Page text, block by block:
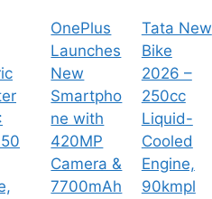
OnePlus
Launches
New
Smartpho
ne with
420MP
Camera &
7700mAh
Tata New
Bike
2026 –
250cc
Liquid-
Cooled
Engine,
90kmpl